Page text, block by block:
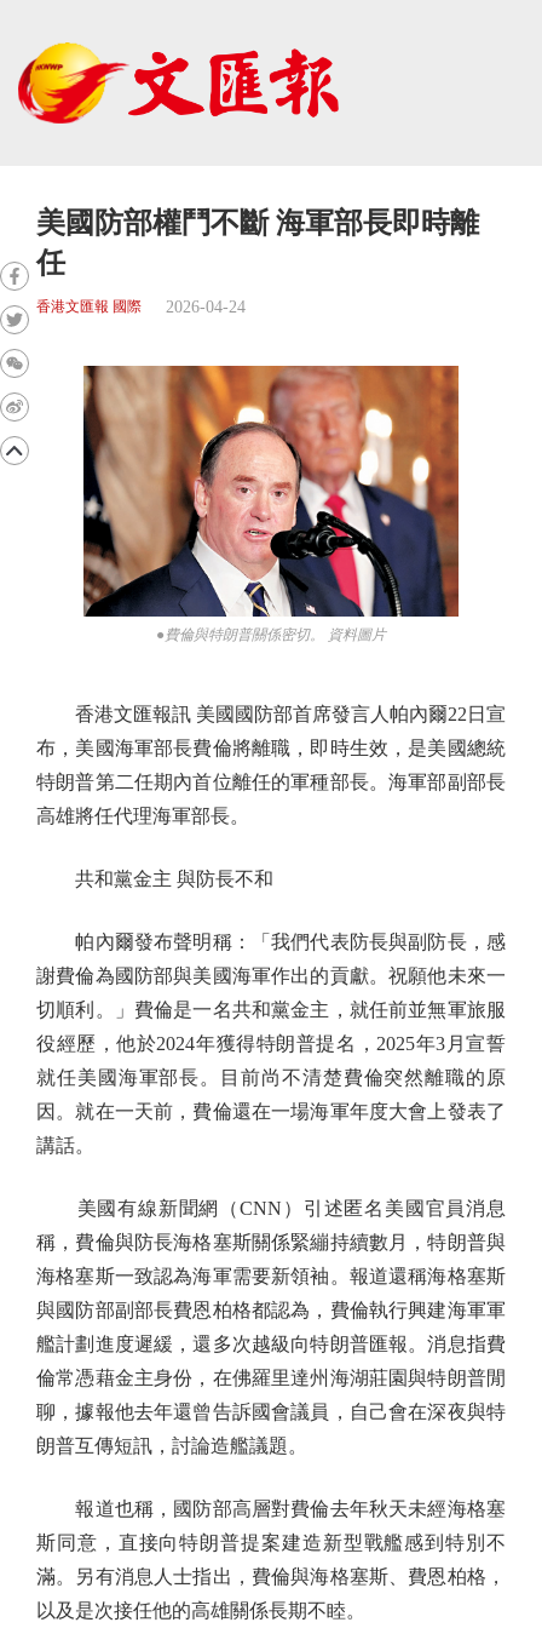
美國防部權鬥不斷 海軍部長即時離
任
香港文匯報 國際 2026-04-24
●費倫與特朗普關係密切。 資料圖片
香港文匯報訊 美國國防部首席發言人帕內爾22日宣
布，美國海軍部長費倫將離職，即時生效，是美國總統
特朗普第二任期內首位離任的軍種部長。海軍部副部長
高雄將任代理海軍部長。
共和黨金主 與防長不和
帕內爾發布聲明稱：「我們代表防長與副防長，感
謝費倫為國防部與美國海軍作出的貢獻。祝願他未來一
切順利。」費倫是一名共和黨金主，就任前並無軍旅服
役經歷，他於2024年獲得特朗普提名，2025年3月宣誓
就任美國海軍部長。目前尚不清楚費倫突然離職的原
因。就在一天前，費倫還在一場海軍年度大會上發表了
講話。
美國有線新聞網（CNN）引述匿名美國官員消息
稱，費倫與防長海格塞斯關係緊繃持續數月，特朗普與
海格塞斯一致認為海軍需要新領袖。報道還稱海格塞斯
與國防部副部長費恩柏格都認為，費倫執行興建海軍軍
艦計劃進度遲緩，還多次越級向特朗普匯報。消息指費
倫常憑藉金主身份，在佛羅里達州海湖莊園與特朗普閒
聊，據報他去年還曾告訴國會議員，自己會在深夜與特
朗普互傳短訊，討論造艦議題。
報道也稱，國防部高層對費倫去年秋天未經海格塞
斯同意，直接向特朗普提案建造新型戰艦感到特別不
滿。另有消息人士指出，費倫與海格塞斯、費恩柏格，
以及是次接任他的高雄關係長期不睦。